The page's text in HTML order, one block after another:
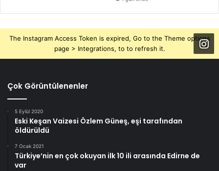
The Instagram Access Token is expired, Go to the Theme options
page > Integrations, to to refresh it.
Çok Görüntülenenler
5 Eylül 2020
Eski Keşan Vaizesi Özlem Güneş, eşi tarafından
öldürüldü
7 Ocak 2021
Türkiye’nin en çok okuyan ilk 10 ili arasında Edirne de
var